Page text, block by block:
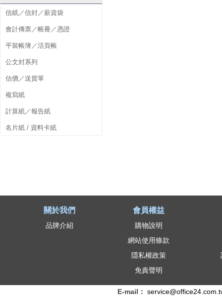
信紙／信封／薪資袋
會計傳票／帳冊／憑證
平裝帳簿／活頁帳
公文封系列
估價／送貨單
複寫紙
計算紙／報告紙
名片紙 / 資料卡紙
關於我們
品牌介紹
會員權益
購物說明
網站使用條款
隱私權政策
免責聲明
E-mail：